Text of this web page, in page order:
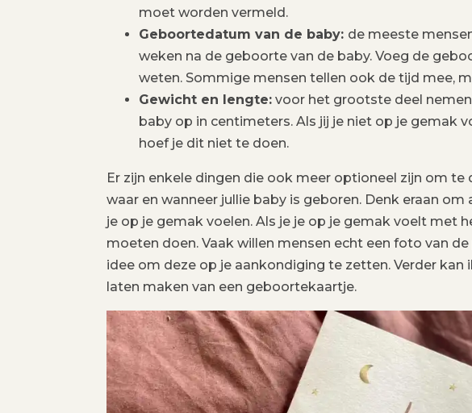
moet worden vermeld.
Geboortedatum van de baby: de meeste
weken na de geboorte van de baby. Voeg de
weten. Sommige mensen tellen ook de tijd mee,
Gewicht en lengte: voor het grootste deel
baby op in centimeters. Als jij je niet op je gemak
hoef je dit niet te doen.
Er zijn enkele dingen die ook meer optioneel zijn om
waar en wanneer jullie baby is geboren. Denk eraan
je op je gemak voelen. Als je je op je gemak voelt met
moeten doen. Vaak willen mensen echt een foto van
idee om deze op je aankondiging te zetten. Verder
laten maken van een geboortekaartje.